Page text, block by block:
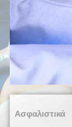
Ασφαλιστικά